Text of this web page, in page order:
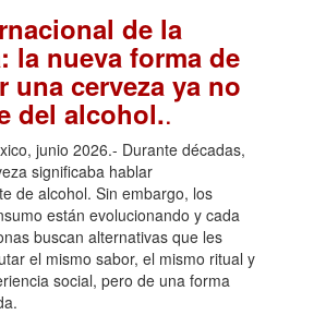
de la
la nueva forma de
una cerveza ya no
del alcohol..
junio 2026.- Durante décadas,
significaba hablar
de alcohol. Sin embargo, los
están evolucionando y cada
buscan alternativas que les
el mismo sabor, el mismo ritual y
social, pero de una forma